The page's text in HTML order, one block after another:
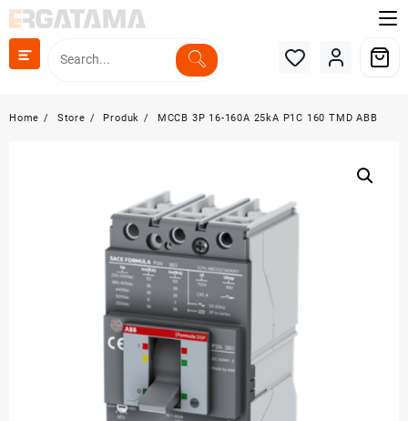
Skip
to
Home Store Produk MCCB 3P 16-160A 25kA P1C 160 TMD ABB